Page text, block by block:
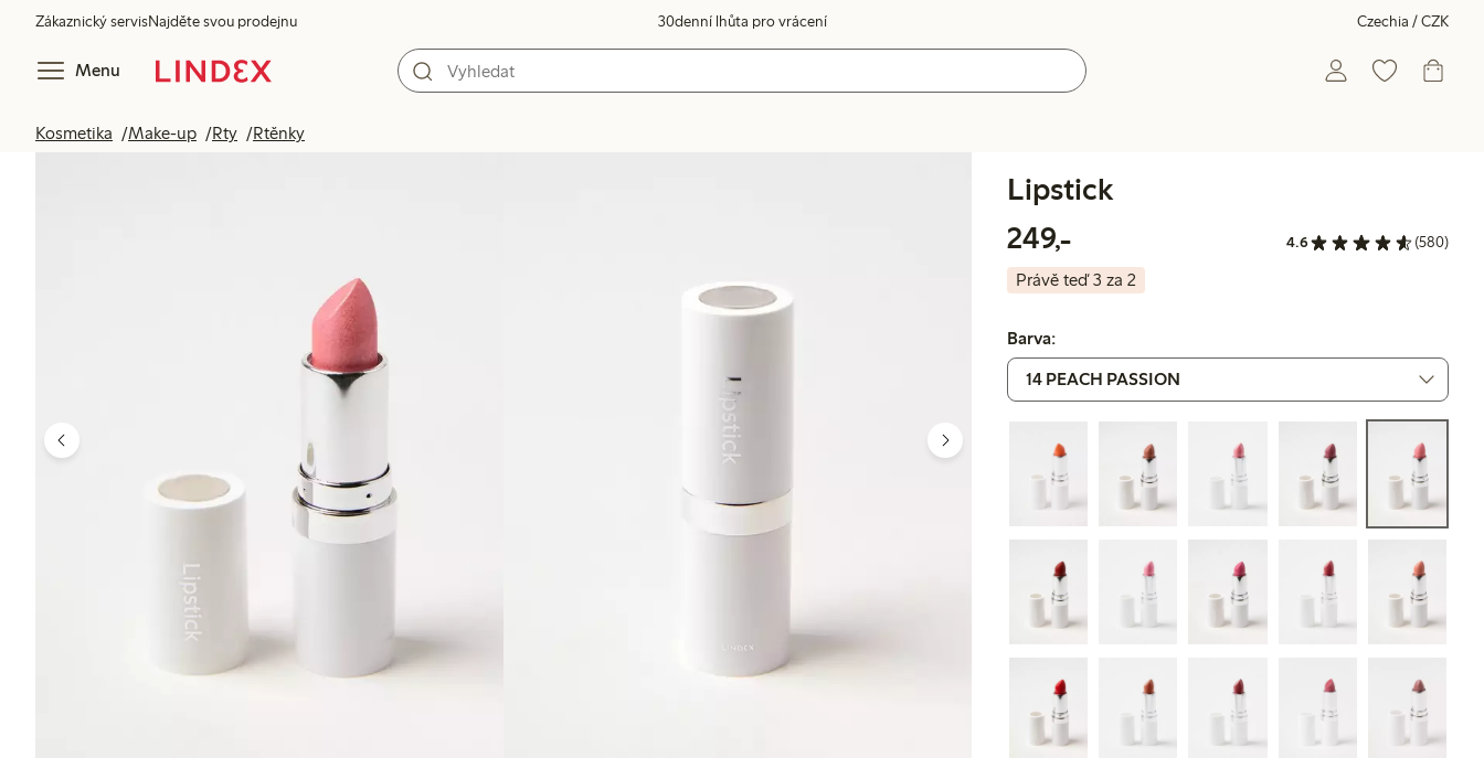
Zákaznický servisNajděte svou prodejnu 30denní lhůta pro vrácení Czechia / CZK
Menu
Kosmetika Make-up Rty Rtěnky
Lipstick
249,-
4.6 (580)
Právě teď 3 za 2
Barva: